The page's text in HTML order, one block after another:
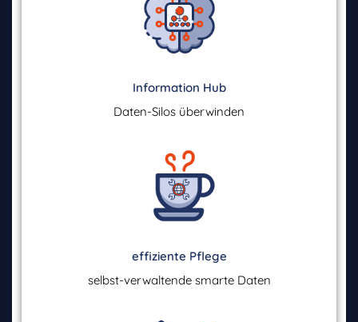
Information Hub
Daten-Silos überwinden
effiziente Pflege
selbst-verwaltende smarte Daten